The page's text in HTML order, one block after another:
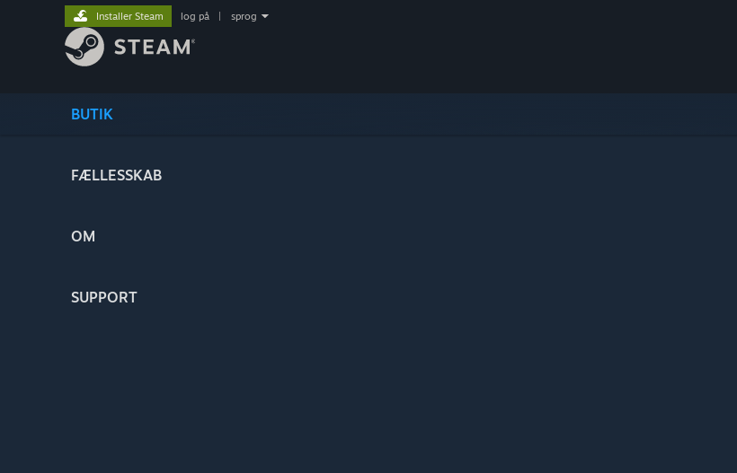
BUTIK
FÆLLESSKAB
OM
SUPPORT
Installer Steam log på sprog